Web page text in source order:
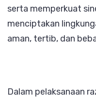
serta memperkuat
menciptakan
aman, tertib, dan
Dalam pelaksanaan